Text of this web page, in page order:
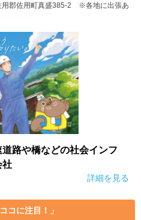
用郡佐用町真盛385-2 ※各地に出張あ
路や橋などの社会インフ
社
詳細を見る
ココに注目！」